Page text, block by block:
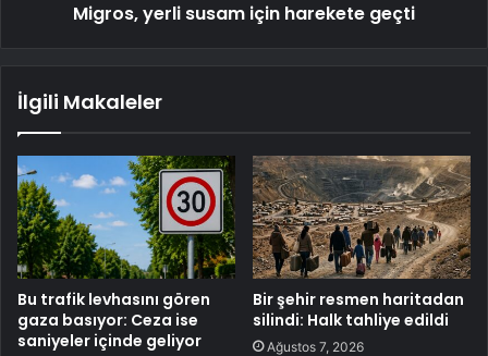
Migros, yerli susam için harekete geçti
İlgili Makaleler
Bu trafik levhasını gören
gaza basıyor: Ceza ise
saniyeler içinde geliyor
Bir şehir resmen haritadan
silindi: Halk tahliye edildi
Ağustos 7, 2026